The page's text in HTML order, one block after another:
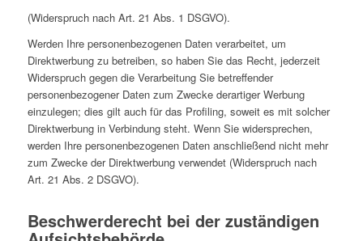
(Widerspruch nach Art. 21 Abs. 1 DSGVO).
Werden Ihre personenbezogenen Daten verarbeitet, um
Direktwerbung zu betreiben, so haben Sie das Recht, jederzeit
Widerspruch gegen die Verarbeitung Sie betreffender
personenbezogener Daten zum Zwecke derartiger Werbung
einzulegen; dies gilt auch für das Profiling, soweit es mit solcher
Direktwerbung in Verbindung steht. Wenn Sie widersprechen,
werden Ihre personenbezogenen Daten anschließend nicht mehr
zum Zwecke der Direktwerbung verwendet (Widerspruch nach
Art. 21 Abs. 2 DSGVO).
Beschwerderecht bei der zuständigen